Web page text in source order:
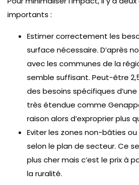
importants :
Estimer correctement les
surface nécessaire. D’après
avec les communes de la
semble suffisant. Peut-être
des besoins spécifiques
très étendue comme
raison alors d’exproprier plus
Eviter les zones non-bâties
selon le plan de secteur. Ce
plus cher mais c’est le prix à
la ruralité.